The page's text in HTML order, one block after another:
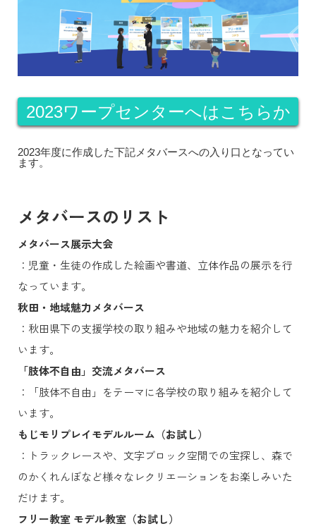
2023ワープセンターへはこちらか
2023年度に作成した下記メタバースへの入り口となってい
ます。
メタバースのリスト
メタバース展示大会
：児童・生徒の作成した絵画や書道、立体作品の展示を行
なっています。
秋田・地域魅力メタバース
：秋田県下の支援学校の取り組みや地域の魅力を紹介して
います。
「肢体不自由」交流メタバース
：「肢体不自由」をテーマに各学校の取り組みを紹介して
います。
もじモリプレイモデルルーム（お試し）
：トラックレースや、文字ブロック空間での宝探し、森で
のかくれんぼなど様々なレクリエーションをお楽しみいた
だけます。
フリー教室 モデル教室（お試し）